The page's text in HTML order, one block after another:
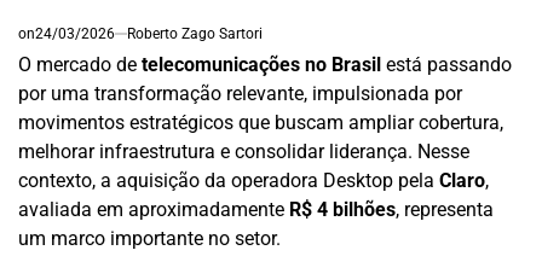
on24/03/2026 Roberto Zago Sartori
O mercado de telecomunicações no Brasil está passando
por uma transformação relevante, impulsionada por
movimentos estratégicos que buscam ampliar cobertura,
melhorar infraestrutura e consolidar liderança. Nesse
contexto, a aquisição da operadora Desktop pela Claro,
avaliada em aproximadamente R$ 4 bilhões, representa
um marco importante no setor.